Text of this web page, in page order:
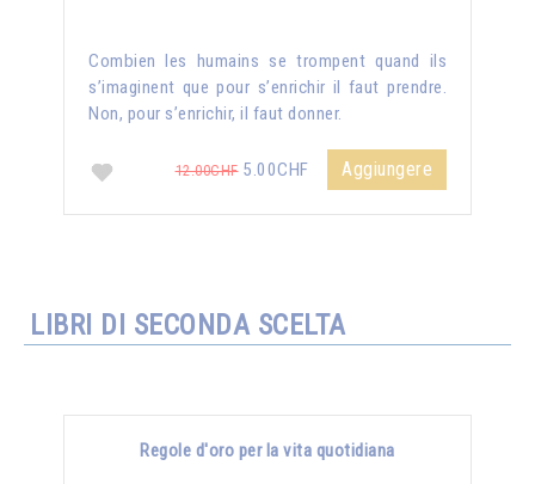
Combien les humains se trompent quand ils
s’imaginent que pour s’enrichir il faut prendre.
Non, pour s’enrichir, il faut donner.
12.00CHF5.00CHF Aggiungere
LIBRI DI SECONDA SCELTA
Regole d'oro per la vita quotidiana